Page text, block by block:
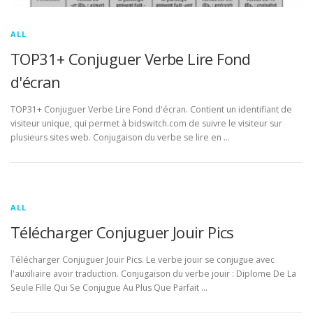
ALL
TOP31+ Conjuguer Verbe Lire Fond
d'écran
TOP31+ Conjuguer Verbe Lire Fond d'écran. Contient un identifiant de
visiteur unique, qui permet à bidswitch.com de suivre le visiteur sur
plusieurs sites web. Conjugaison du verbe se lire en …
ALL
Télécharger Conjuguer Jouir Pics
Télécharger Conjuguer Jouir Pics. Le verbe jouir se conjugue avec
l'auxiliaire avoir traduction. Conjugaison du verbe jouir : Diplome De La
Seule Fille Qui Se Conjugue Au Plus Que Parfait …